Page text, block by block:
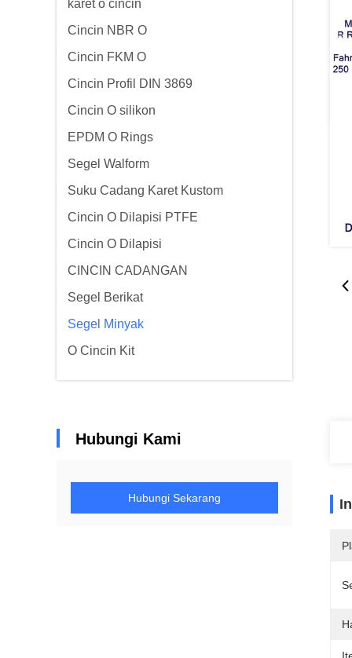
karet o cincin
Cincin NBR O
Cincin FKM O
Cincin Profil DIN 3869
Cincin O silikon
EPDM O Rings
Segel Walform
Suku Cadang Karet Kustom
Cincin O Dilapisi PTFE
Cincin O Dilapisi
CINCIN CADANGAN
Segel Berikat
Segel Minyak
O Cincin Kit
Hubungi Kami
Hubungi Sekarang